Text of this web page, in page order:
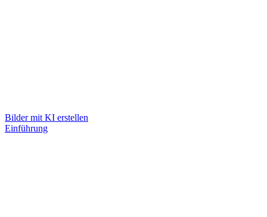
Bilder mit KI erstellen
Einführung